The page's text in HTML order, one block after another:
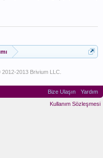
2013 Brivium LLC.
Bize Ulaşın
Yardım
Kullanım Sözleşmesi